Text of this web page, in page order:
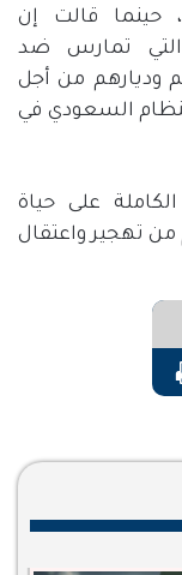
حينما قالت إن
التي تمارس ضد
وديارهم من أجل
السعودي في
على حياة
تهجير واعتقال
طباعة